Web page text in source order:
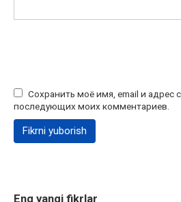
Сохранить моё имя, email и адрес
последующих моих комментариев.
Eng yangi fikrlar